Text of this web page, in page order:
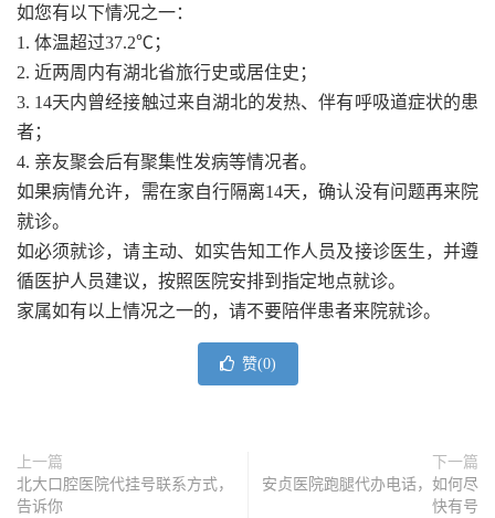
如您有以下情况之一：
1. 体温超过37.2℃；
2. 近两周内有湖北省旅行史或居住史；
3. 14天内曾经接触过来自湖北的发热、伴有呼吸道症状的患
者；
4. 亲友聚会后有聚集性发病等情况者。
如果病情允许，需在家自行隔离14天，确认没有问题再来院
就诊。
如必须就诊，请主动、如实告知工作人员及接诊医生，并遵
循医护人员建议，按照医院安排到指定地点就诊。
家属如有以上情况之一的，请不要陪伴患者来院就诊。
赞(0)
上一篇
北大口腔医院代挂号联系方式，
告诉你
下一篇
安贞医院跑腿代办电话，如何尽
快有号